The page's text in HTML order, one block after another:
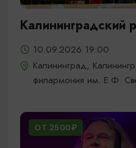
Калининградский
10.09.2026 19:00
Калининград,
филармония им. Е.Ф.
ОТ 2500₽